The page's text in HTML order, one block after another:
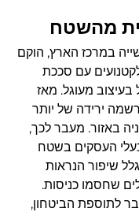
מהשטח
במרכז הארץ, הוקם
עם סככת
מעוגל. מאז
ירידה של יותר
חניה באזור. מעבר לכך,
העסקים בשטח
שיפור הנראות
שחסמו כניסות.
לתוספת הביטחון,